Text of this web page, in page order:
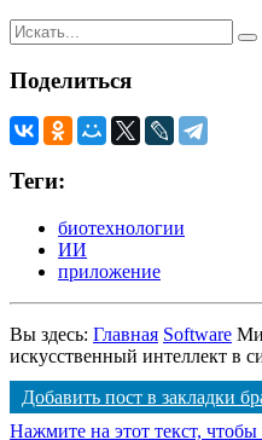
Поделиться
Теги:
биотехнологии
ИИ
приложение
Вы здесь: Главная Software
искусственный интеллект в
Добавить пост в закладки
Нажмите на этот текст,